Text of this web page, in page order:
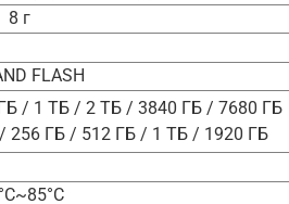
8 г
FLASH
/ 1 ТБ / 2 ТБ / 3840 ГБ / 7680 ГБ
256 ГБ / 512 ГБ / 1 ТБ / 1920 ГБ